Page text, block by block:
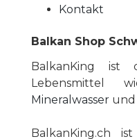
Kontakt
Balkan Shop
BalkanKing
Lebensmittel
Mineralwasser und
BalkanKing.ch